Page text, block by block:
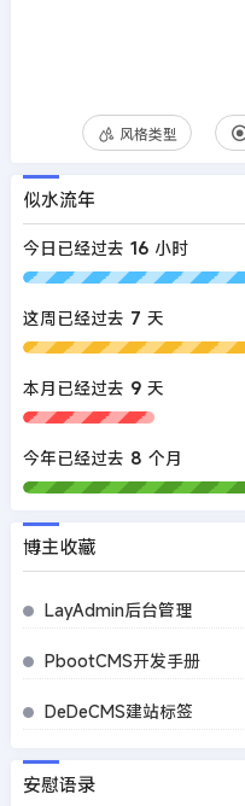
风格类型
似水流年
今日已经过去 16 小时
这周已经过去 7 天
本月已经过去 9 天
今年已经过去 8 个月
博主收藏
LayAdmin后台管理
PbootCMS开发手册
DeDeCMS建站标签
安慰语录